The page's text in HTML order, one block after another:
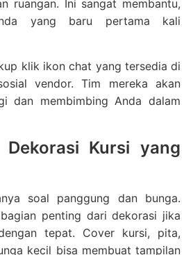
ruangan. Ini sangat membantu,
yang baru pertama kali
klik ikon chat yang tersedia di
vendor. Tim mereka akan
dan membimbing Anda dalam
Dekorasi Kursi yang
soal panggung dan bunga.
penting dari dekorasi jika
tepat. Cover kursi, pita,
kecil bisa membuat tampilan